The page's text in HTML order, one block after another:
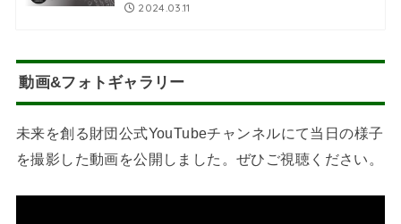
2024.03.11
動画&フォトギャラリー
未来を創る財団公式YouTubeチャンネルにて当日の様子
を撮影した動画を公開しました。ぜひご視聴ください。